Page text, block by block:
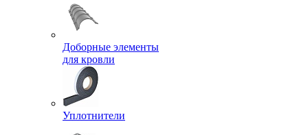
Доборные элементы
для кровли
Уплотнители